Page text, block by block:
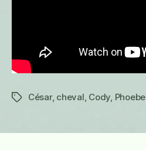
Étiquettes
César, cheval, Cody, Phoebe